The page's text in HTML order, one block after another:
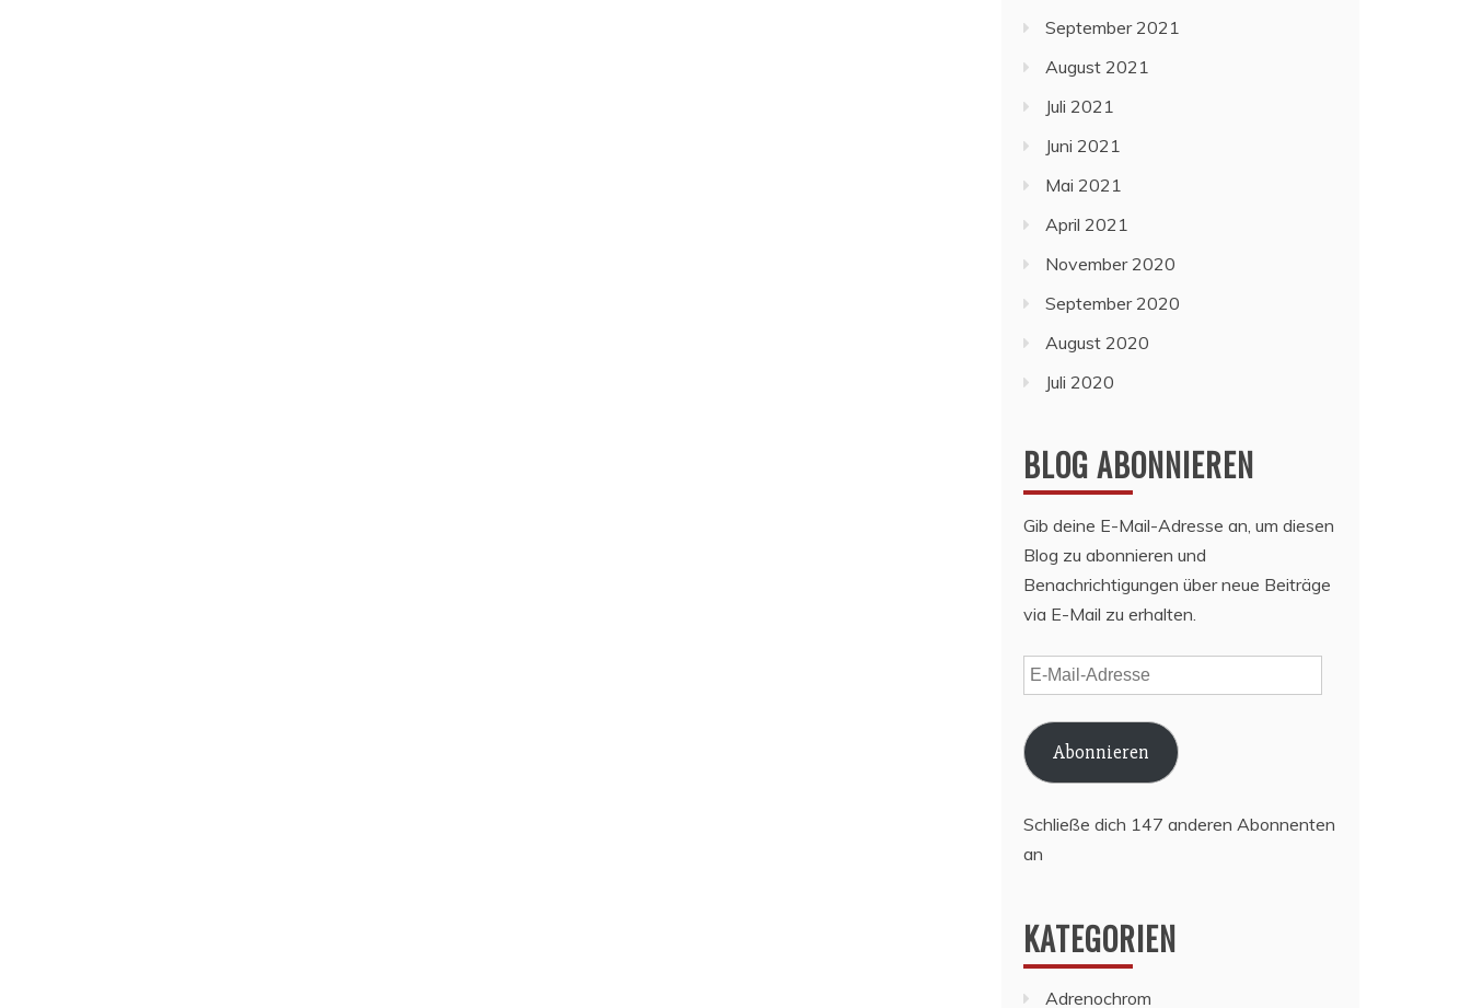
September 2021
August 2021
Juli 2021
Juni 2021
Mai 2021
April 2021
November 2020
September 2020
August 2020
Juli 2020
BLOG ABONNIEREN
Gib deine E-Mail-Adresse an, um diesen
Blog zu abonnieren und
Benachrichtigungen über neue Beiträge
via E-Mail zu erhalten.
E-
Mail-
Adresse
Abonnieren
Schließe dich 147 anderen Abonnenten
an
KATEGORIEN
Adrenochrom